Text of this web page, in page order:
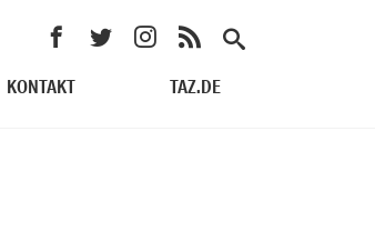
KONTAKT TAZ.DE